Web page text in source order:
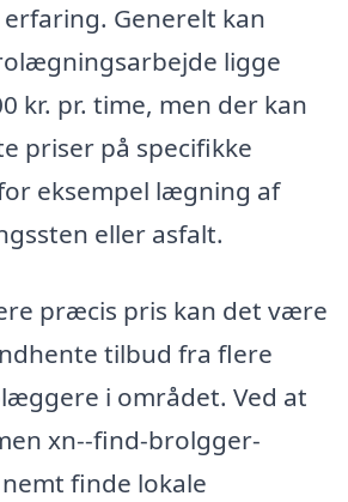
Generelt kan
ligge
kr. pr. time, men der kan
priser på specifikke
eksempel lægning af
eller asfalt.
præcis pris kan det være
tilbud fra flere
i området. Ved at
xn--find-brolgger-
finde lokale